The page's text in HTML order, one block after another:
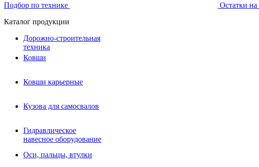
Гидравлическое навесное
оборудование
Гидробуры и шнеки
Вибротрамбовки
Навесные дорожные фрезы
Подбор по технике
Остатки на
Каталог продукции
Дорожно-строительная
техника
Ковши
Ковши карьерные
Кузова для самосвалов
Гидравлическое
навесное оборудование
Оси, пальцы, втулки